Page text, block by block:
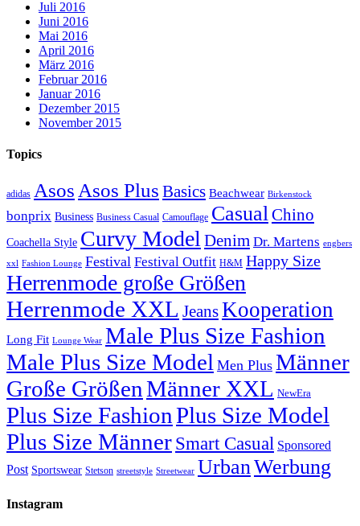
Juli 2016
Juni 2016
Mai 2016
April 2016
März 2016
Februar 2016
Januar 2016
Dezember 2015
November 2015
Topics
adidas AsosAsos Plus Basics Beachwear Birkenstock
bonprix Business Business Casual Camouflage CasualChino
Coachella Style Curvy ModelDenim Dr. Martens engbers
xxl Fashion Lounge Festival Festival Outfit H&M Happy Size
Herrenmode große Größen
Herrenmode XXL JeansKooperation
Long Fit Lounge Wear Male Plus Size Fashion
Male Plus Size Model Men Plus Männer
Große GrößenMänner XXL NewEra
Plus Size FashionPlus Size Model
Plus Size MännerSmart Casual Sponsored
Post Sportswear Stetson streetstyle Streetwear UrbanWerbung
Instagram